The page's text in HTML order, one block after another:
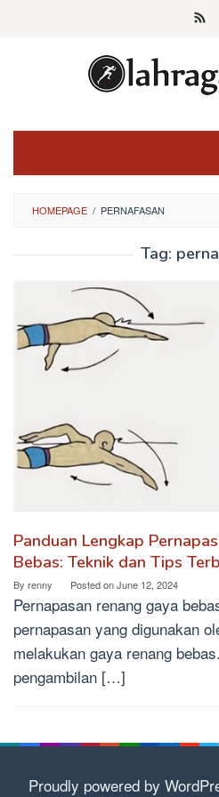
HOMEPAGE / PERNAFASAN
Tag:
Panduan Lengkap
Bebas: Teknik dan Tips
By renny Posted onJune 12, 2024
Pernapasan renang gaya
pernapasan yang digunakan
melakukan gaya renang
pengambilan […]
Proudly powered by